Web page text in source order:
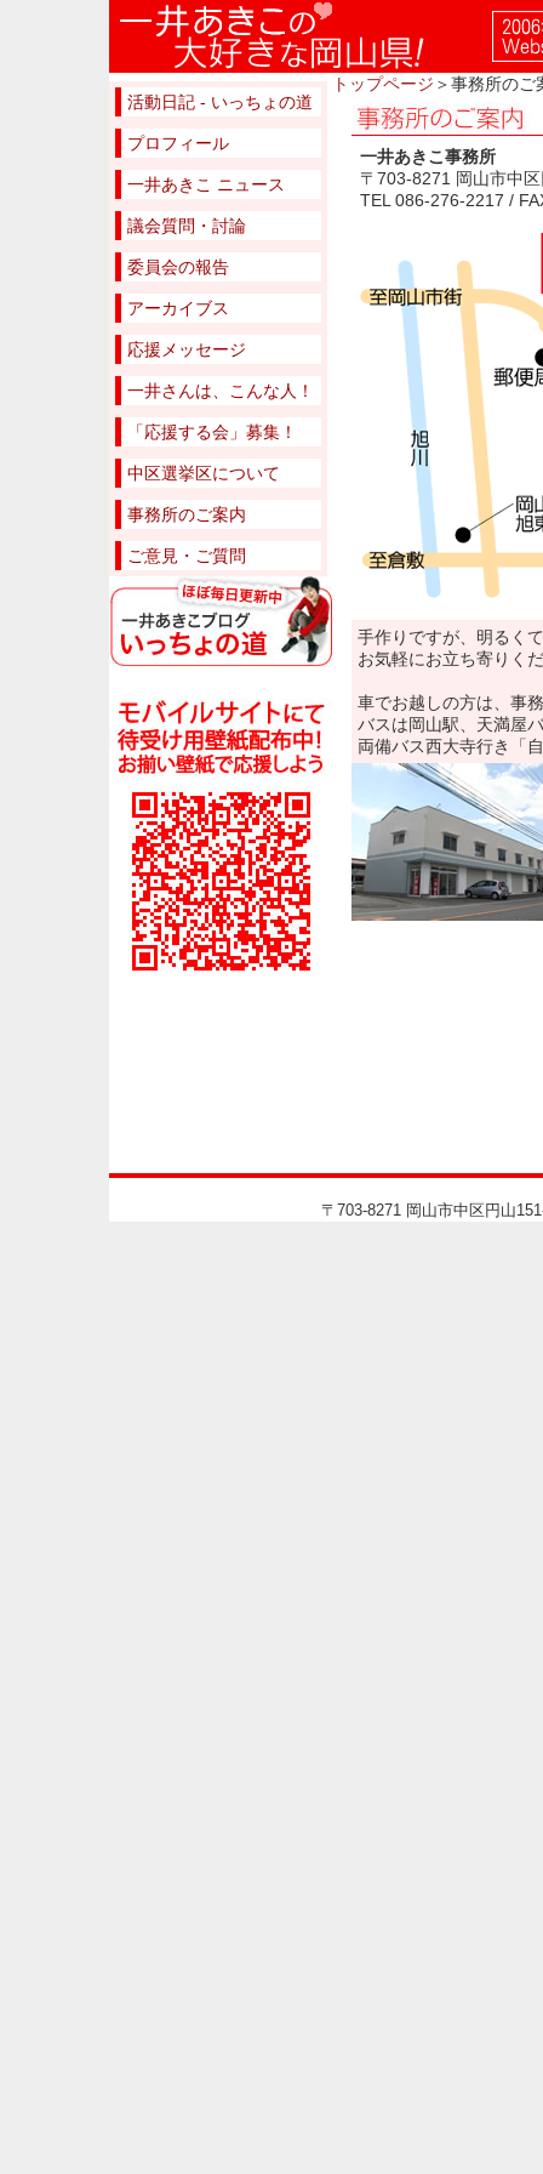
トップページ ＞事務所のご
活動日記 - いっちょの道
プロフィール
一井あきこ ニュース
議会質問・討論
委員会の報告
アーカイブス
応援メッセージ
一井さんは、こんな人！
「応援する会」募集！
中区選挙区について
事務所のご案内
ご意見・ご質問
一井あきこ事務所
〒703-8271 岡山市中
TEL 086-276-2217 /
手作りですが、明るく
お気軽にお立ち寄りく
車でお越しの方は、事
バスは岡山駅、天満屋
両備バス西大寺行き「
〒703-8271 岡山市中区円山